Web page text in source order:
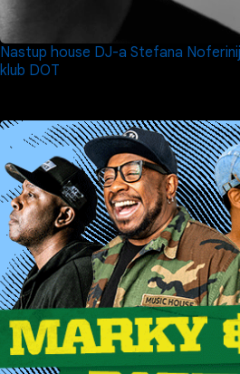
Nastup house DJ-a Stefana
klub DOT